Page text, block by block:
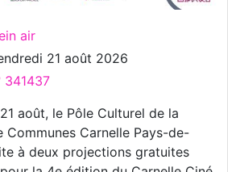
air
21 août 2026
341437
août, le Pôle Culturel de la
Communes Carnelle Pays-de-
à deux projections gratuites